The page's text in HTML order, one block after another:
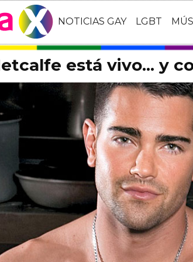
NOTICIAS GAY LGBT
está vivo... y